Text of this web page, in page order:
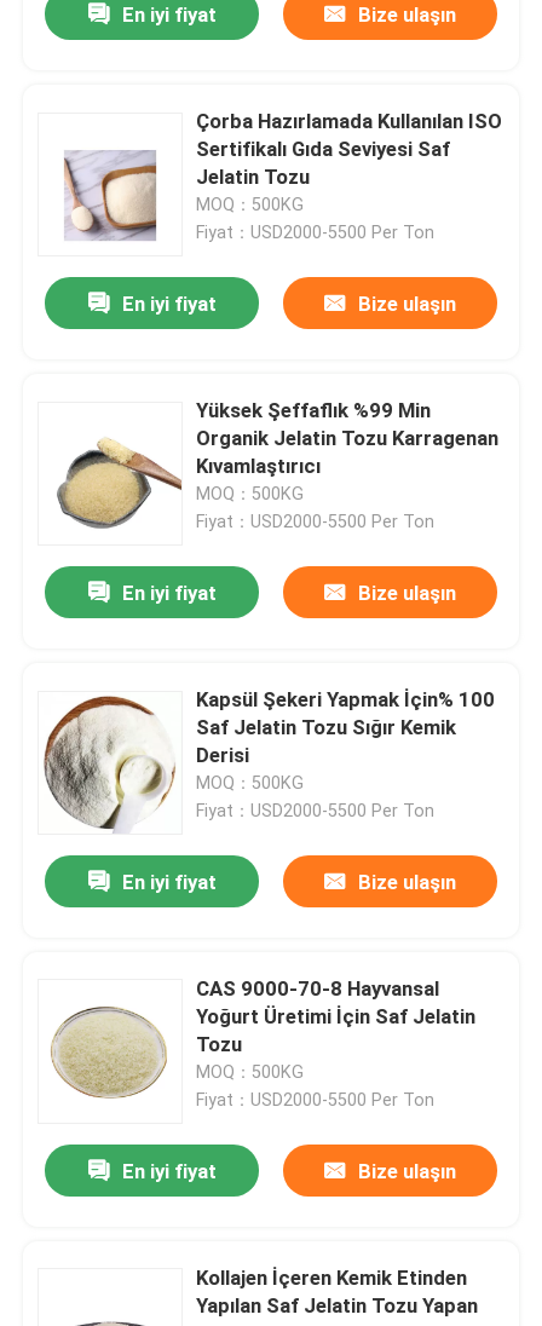
Hakkımızda
Kişiler
Ürünler
Yenilebilir Jelatin Tozu
Helal Sığır Jelatini
Endüstriyel Jelatin Tozu
Teknik Jelatin
Helal Jelatin Tozu
Sığır Jelatin Tozu
Hayvan Kemik Yapıştırıcısı
En iyi fiyat Bize ulaşın
Çorba Hazırlamada Kullanılan ISO
Sertifikalı Gıda Seviyesi Saf
Jelatin Tozu
MOQ：500KG
Fiyat：USD2000-5500 Per Ton
En iyi fiyat Bize ulaşın
Yüksek Şeffaflık %99 Min
Organik Jelatin Tozu Karragenan
Kıvamlaştırıcı
MOQ：500KG
Fiyat：USD2000-5500 Per Ton
En iyi fiyat Bize ulaşın
Kapsül Şekeri Yapmak İçin% 100
Saf Jelatin Tozu Sığır Kemik
Derisi
MOQ：500KG
Fiyat：USD2000-5500 Per Ton
En iyi fiyat Bize ulaşın
CAS 9000-70-8 Hayvansal
Yoğurt Üretimi İçin Saf Jelatin
Tozu
MOQ：500KG
Fiyat：USD2000-5500 Per Ton
En iyi fiyat Bize ulaşın
Kollajen İçeren Kemik Etinden
Yapılan Saf Jelatin Tozu Yapan